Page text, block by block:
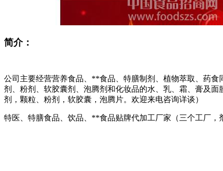
简介：
公司主要经营营养食品、**食品、特膳制剂、植物萃取、药
剂、粉剂、软胶囊剂、泡腾剂和化妆品的水、乳、霜、膏及
剂，颗粒、粉剂，软胶囊，泡腾片。欢迎来电咨询详谈）
特医、特膳食品、饮品、**食品贴牌代加工厂家（三个工厂，